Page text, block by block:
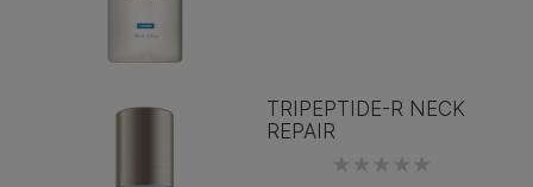
TRIPEPTIDE-R NECK
REPAIR